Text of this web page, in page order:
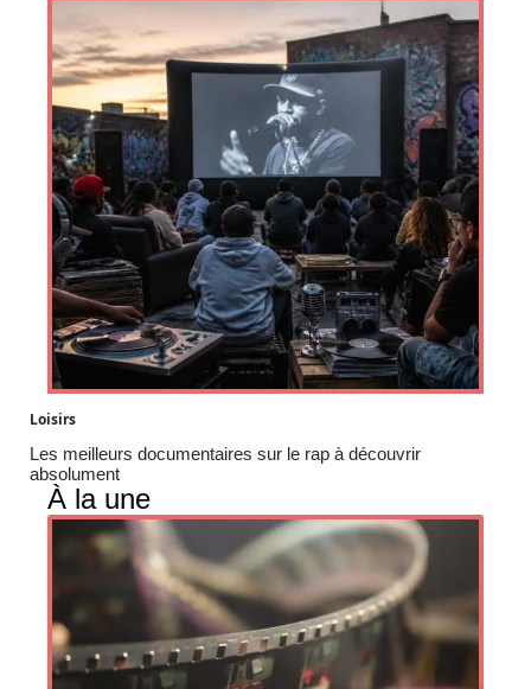
Loisirs
Les meilleurs documentaires sur le rap à découvrir
absolument
À la une